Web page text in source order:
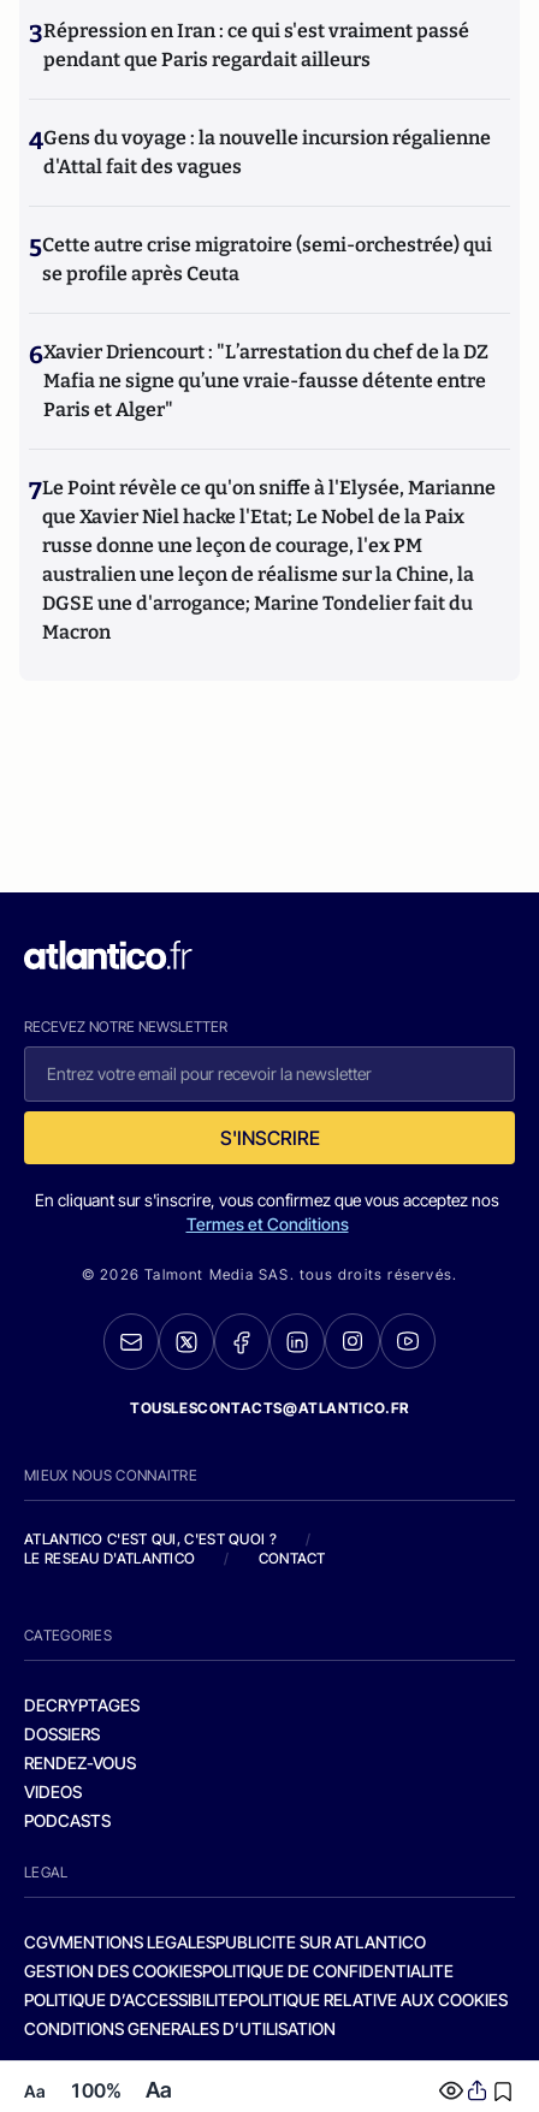
Aa 100% Aa
3Répression en Iran : ce qui s'est vraiment passé
pendant que Paris regardait ailleurs
4Gens du voyage : la nouvelle incursion régalienne
d'Attal fait des vagues
5Cette autre crise migratoire (semi-orchestrée) qui
se profile après Ceuta
6Xavier Driencourt : "L’arrestation du chef de la DZ
Mafia ne signe qu’une vraie-fausse détente entre
Paris et Alger"
7Le Point révèle ce qu'on sniffe à l'Elysée, Marianne
que Xavier Niel hacke l'Etat; Le Nobel de la Paix
russe donne une leçon de courage, l'ex PM
australien une leçon de réalisme sur la Chine, la
DGSE une d'arrogance; Marine Tondelier fait du
Macron
RECEVEZ NOTRE NEWSLETTER
S'INSCRIRE
En cliquant sur s'inscrire, vous confirmez que vous acceptez nos
Termes et Conditions
© 2026 Talmont Media SAS. tous droits réservés.
TOUSLESCONTACTS@ATLANTICO.FR
MIEUX NOUS CONNAITRE
ATLANTICO C'EST QUI, C'EST QUOI ?
/
LE RESEAU D'ATLANTICO
/ CONTACT
CATEGORIES
DECRYPTAGES
DOSSIERS
RENDEZ-VOUS
VIDEOS
PODCASTS
LEGAL
CGVMENTIONS LEGALESPUBLICITE SUR ATLANTICO
GESTION DES COOKIESPOLITIQUE DE CONFIDENTIALITE
POLITIQUE D’ACCESSIBILITEPOLITIQUE RELATIVE AUX COOKIES
CONDITIONS GENERALES D’UTILISATION